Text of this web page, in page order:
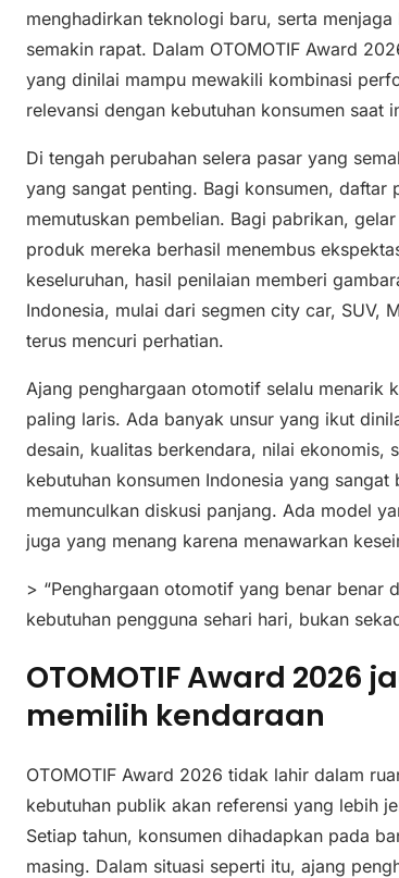
menghadirkan teknologi baru, serta
semakin rapat. Dalam OTOMOTIF Award
yang dinilai mampu mewakili kombinasi
relevansi dengan kebutuhan konsumen saat
Di tengah perubahan selera pasar yang
yang sangat penting. Bagi konsumen, daftar
memutuskan pembelian. Bagi pabrikan,
produk mereka berhasil menembus
keseluruhan, hasil penilaian memberi
Indonesia, mulai dari segmen city car, SUV,
terus mencuri perhatian.
Ajang penghargaan otomotif selalu menarik
paling laris. Ada banyak unsur yang ikut
desain, kualitas berkendara, nilai ekonomis,
kebutuhan konsumen Indonesia yang
memunculkan diskusi panjang. Ada model
juga yang menang karena menawarkan
> “Penghargaan otomotif yang benar benar
kebutuhan pengguna sehari hari, bukan
OTOMOTIF Award
memilih kendaraan
OTOMOTIF Award 2026 tidak lahir dalam
kebutuhan publik akan referensi yang lebih
Setiap tahun, konsumen dihadapkan pada
masing. Dalam situasi seperti itu, ajang